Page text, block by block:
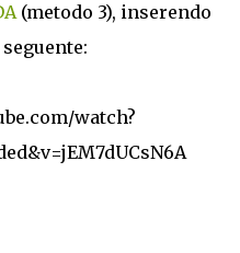
(metodo 3), inserendo
watch?